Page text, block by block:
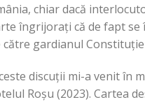
chiar dacă
îngrijorați că de fapt
gardianul
discuții mi-a venit în
Roșu (2023). Cartea